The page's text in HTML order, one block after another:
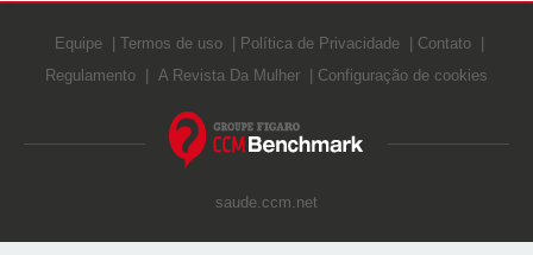
Equipe Termos de uso Política de Privacidade
Contato
Regulamento
A Revista Da Mulher Configuração de cookies
saude.ccm.net